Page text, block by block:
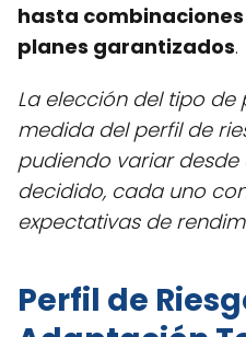
hasta
planes garantizados.
La elección del tipo
medida del perfil de
pudiendo variar
decidido, cada uno
expectativas de
Perfil de